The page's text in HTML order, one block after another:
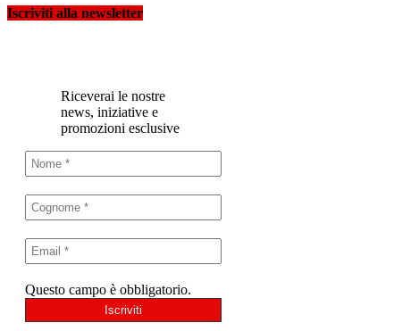
Iscriviti alla newsletter
Riceverai le nostre
news, iniziative e
promozioni esclusive
Questo campo è obbligatorio.